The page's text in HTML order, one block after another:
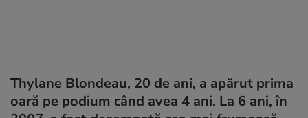
Thylane Blondeau, 20 de ani, a apărut prima
oară pe podium când avea 4 ani. La 6 ani, în